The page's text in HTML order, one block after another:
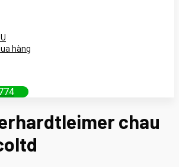
hàng
chau